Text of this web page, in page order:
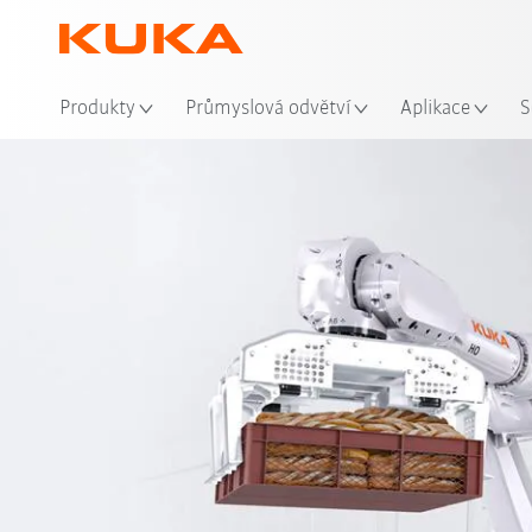
Produkty Průmyslová odvětví Aplikace